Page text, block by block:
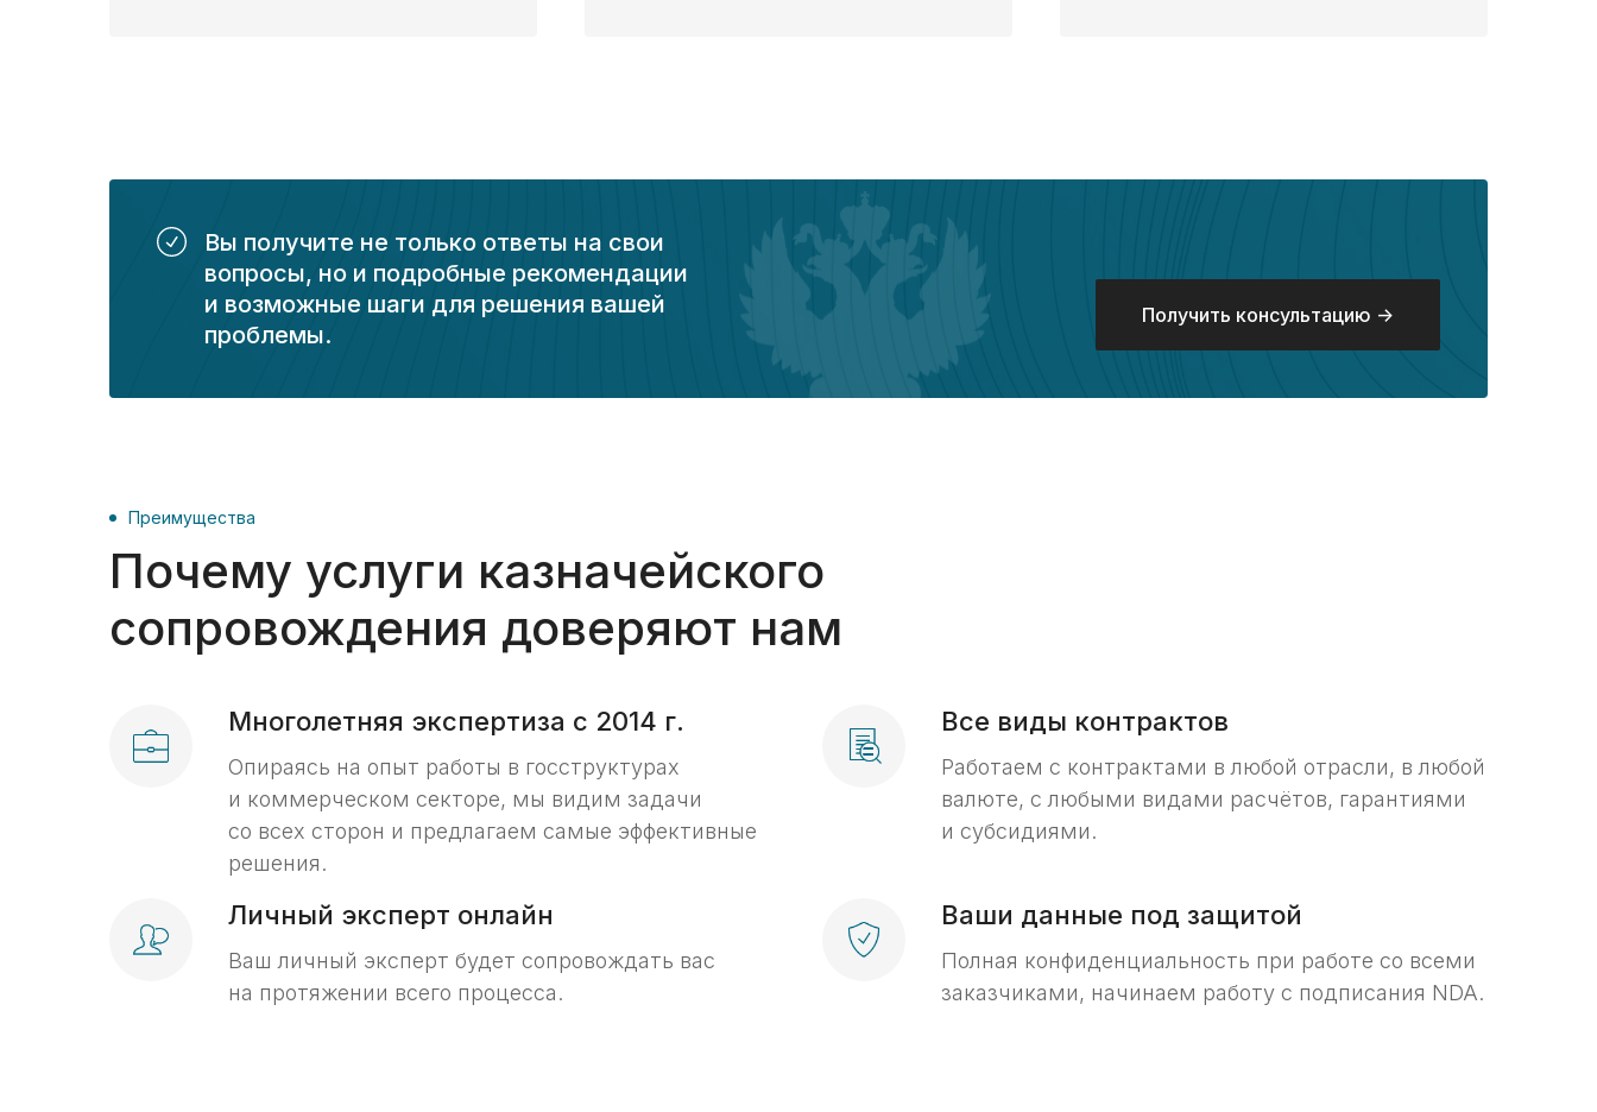
Вы получите не только ответы на свои
вопросы, но и подробные рекомендации
и возможные шаги для решения вашей
проблемы.
Получить консультацию ->
Почему услуги казначейского
сопровождения доверяют нам
Преимущества
Многолетняя экспертиза с 2014 г.
Опираясь на опыт работы в госструктурах
и коммерческом секторе, мы видим задачи
со всех сторон и предлагаем самые эффективные
решения.
Все виды контрактов
Работаем с контрактами в любой отрасли, в любой
валюте, с любыми видами расчётов, гарантиями
и субсидиями.
Ваши данные под защитой
Ваш личный эксперт будет сопровождать вас
на протяжении всего процесса.
Личный эксперт онлайн
Полная конфиденциальность при работе со всеми
заказчиками, начинаем работу с подписания NDA.